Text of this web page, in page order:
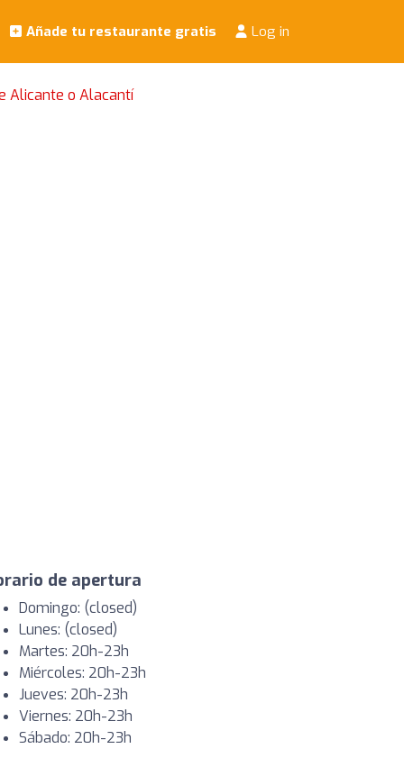
Añade tu restaurante gratis Log in
Alicante o Alacantí
de apertura
Domingo: (closed)
Lunes: (closed)
Martes: 20h-23h
Miércoles: 20h-23h
Jueves: 20h-23h
Viernes: 20h-23h
Sábado: 20h-23h